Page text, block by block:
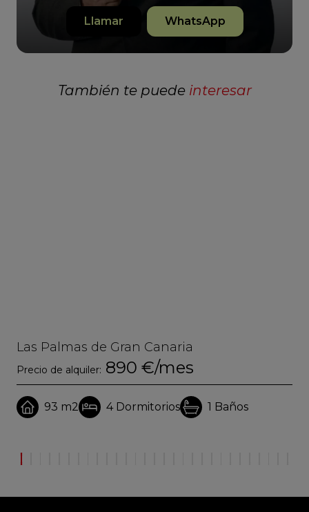
Llamar WhatsApp
También te puede interesar
Las Palmas de Gran Canaria
Precio de alquiler: 890 €/mes
93 m2 4 Dormitorios 1 Baños